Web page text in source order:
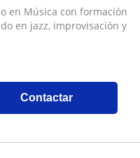
en Música con formación
en jazz, improvisación y
Contactar